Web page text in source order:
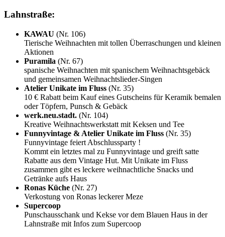
Lahnstraße:
KAWAU (Nr. 106)
Tierische Weihnachten mit tollen Überraschungen und kleinen
Aktionen
Puramila (Nr. 67)
spanische Weihnachten mit spanischem Weihnachtsgebäck
und gemeinsamen Weihnachtslieder-Singen
Atelier Unikate im Fluss (Nr. 35)
10 € Rabatt beim Kauf eines Gutscheins für Keramik bemalen
oder Töpfern, Punsch & Gebäck
werk.neu.stadt. (Nr. 104)
Kreative Weihnachtswerkstatt mit Keksen und Tee
Funnyvintage & Atelier Unikate im Fluss (Nr. 35)
Funnyvintage feiert Abschlussparty !
Kommt ein letztes mal zu Funnyvintage und greift satte
Rabatte aus dem Vintage Hut. Mit Unikate im Fluss
zusammen gibt es leckere weihnachtliche Snacks und
Getränke aufs Haus
Ronas Küche (Nr. 27)
Verkostung von Ronas leckerer Meze
Supercoop
Punschausschank und Kekse vor dem Blauen Haus in der
Lahnstraße mit Infos zum Supercoop